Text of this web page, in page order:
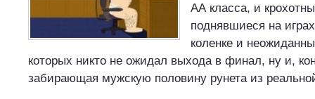
АА класса, и
поднявшиеся на
коленке и
которых никто не ожидал выхода в финал, ну и,
забирающая мужскую половину рунета из